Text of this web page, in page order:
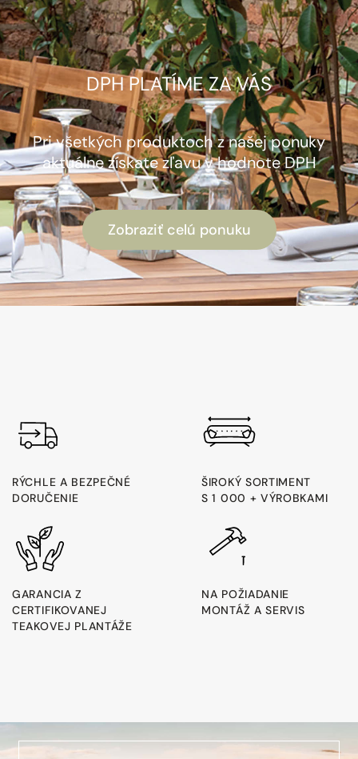
DPH PLATÍME ZA VÁS
Pri všetkých produktoch z našej ponuky
aktuálne získate zľavu v hodnote DPH
Zobraziť celú ponuku
RÝCHLE A BEZPEČNÉ
DORUČENIE
ŠIROKÝ SORTIMENT
S 1 000 + VÝROBKAMI
GARANCIA Z
CERTIFIKOVANEJ
TEAKOVEJ PLANTÁŽE
NA POŽIADANIE
MONTÁŽ A SERVIS